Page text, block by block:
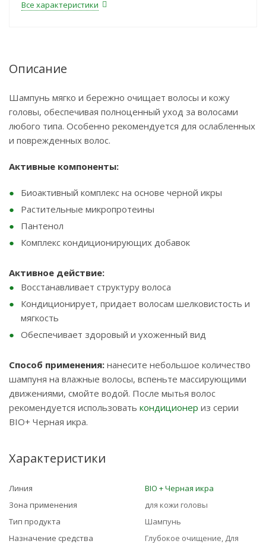
Все характеристики
Описание
Шампунь мягко и бережно очищает волосы и кожу
головы, обеспечивая полноценный уход за волосами
любого типа. Особенно рекомендуется для ослабленных
и поврежденных волос.
Активные компоненты:
Биоактивный комплекс на основе черной икры
Растительные микропротеины
Пантенол
Комплекс кондиционирующих добавок
Активное действие:
Восстанавливает структуру волоса
Кондиционирует, придает волосам шелковистость и
мягкость
Обеспечивает здоровый и ухоженный вид
Способ применения: нанесите небольшое количество
шампуня на влажные волосы, вспеньте массирующими
движениями, смойте водой. После мытья волос
рекомендуется использовать кондиционер из серии
BIO+ Черная икра.
Характеристики
Линия
BIO + Черная икра
Зона применения
для кожи головы
Тип продукта
Шампунь
Назначение средства
Глубокое очищение, Для